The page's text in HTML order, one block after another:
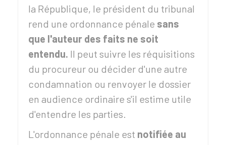
la République, le président du tribunal
rend une ordonnance pénale sans
que l'auteur des faits ne soit
entendu. Il peut suivre les réquisitions
du procureur ou décider d'une autre
condamnation ou renvoyer le dossier
en audience ordinaire s'il estime utile
d'entendre les parties.
L'ordonnance pénale est notifiée au